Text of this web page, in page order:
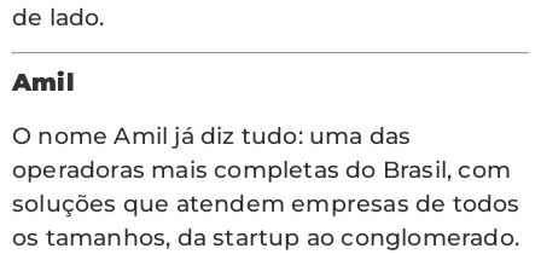
de lado.
Amil
O nome Amil já diz tudo: uma das
operadoras mais completas do Brasil, com
soluções que atendem empresas de todos
os tamanhos, da startup ao conglomerado.